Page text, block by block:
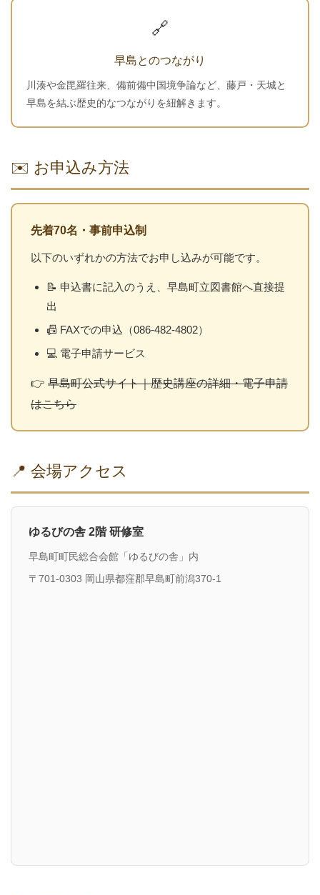
🔗
早島とのつながり
川湊や金毘羅往来、備前備中国境争論など、藤戸・天城と
早島を結ぶ歴史的なつながりを紐解きます。
✉️ お申込み方法
先着70名・事前申込制
以下のいずれかの方法でお申し込みが可能です。
📝 申込書に記入のうえ、早島町立図書館へ直接提
出
📠 FAXでの申込（086-482-4802）
💻 電子申請サービス
👉 早島町公式サイト｜歴史講座の詳細・電子申請
はこちら
📍 会場アクセス
ゆるびの舎 2階 研修室
早島町町民総合会館「ゆるびの舎」内
〒701-0303 岡山県都窪郡早島町前潟370-1